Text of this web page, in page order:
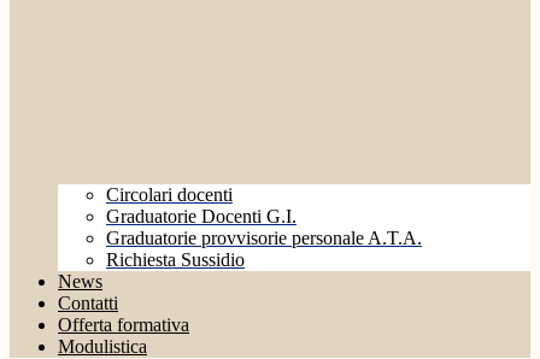
Circolari docenti
Graduatorie Docenti G.I.
Graduatorie provvisorie personale A.T.A.
Richiesta Sussidio
News
Contatti
Offerta formativa
Modulistica